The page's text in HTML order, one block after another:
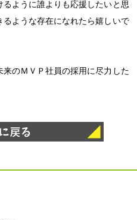
ように誰よりも応援したいと思
ような存在になれたら嬉しいで
のＭＶＰ社員の採用に尽力した